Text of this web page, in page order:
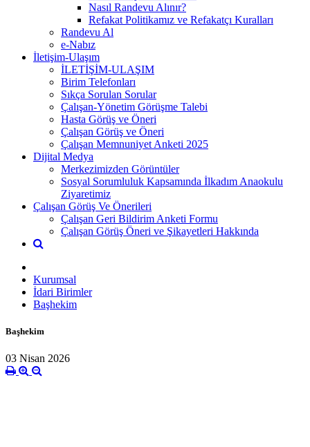
Nasıl Randevu Alınır?
Refakat Politikamız ve Refakatçı Kuralları
Randevu Al
e-Nabız
İletişim-Ulaşım
İLETİŞİM-ULAŞIM
Birim Telefonları
Sıkça Sorulan Sorular
Çalışan-Yönetim Görüşme Talebi
Hasta Görüş ve Öneri
Çalışan Görüş ve Öneri
Çalışan Memnuniyet Anketi 2025
Dijital Medya
Merkezimizden Görüntüler
Sosyal Sorumluluk Kapsamında İlkadım Anaokulu
Ziyaretimiz
Çalışan Görüş Ve Önerileri
Çalışan Geri Bildirim Anketi Formu
Çalışan Görüş Öneri ve Şikayetleri Hakkında
Kurumsal
İdari Birimler
Başhekim
Başhekim
03 Nisan 2026